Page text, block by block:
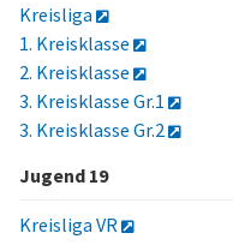
Kreisliga
1. Kreisklasse
2. Kreisklasse
3. Kreisklasse Gr.1
3. Kreisklasse Gr.2
Jugend 19
Kreisliga VR